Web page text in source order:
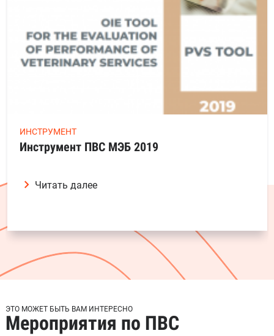
ИНСТРУМЕНТ
Инструмент ПВС МЭБ 2019
Читать далее
ЭТО МОЖЕТ БЫТЬ ВАМ ИНТЕРЕСНО
Мероприятия по ПВС